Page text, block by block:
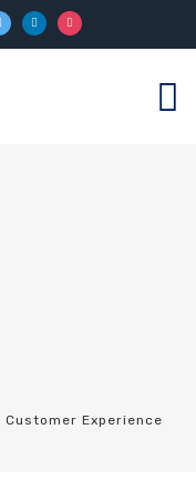
Customer Experience